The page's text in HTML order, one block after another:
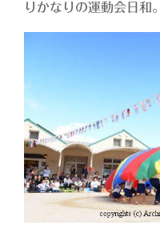
りかなりの運動会日和。